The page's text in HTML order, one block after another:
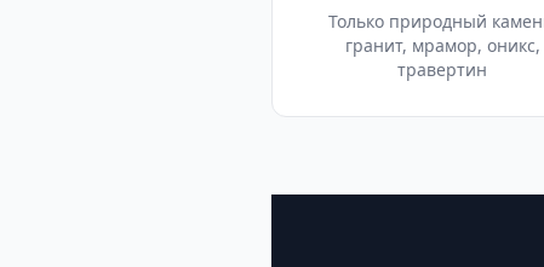
Только природный
гранит, мрамор, оникс,
травертин